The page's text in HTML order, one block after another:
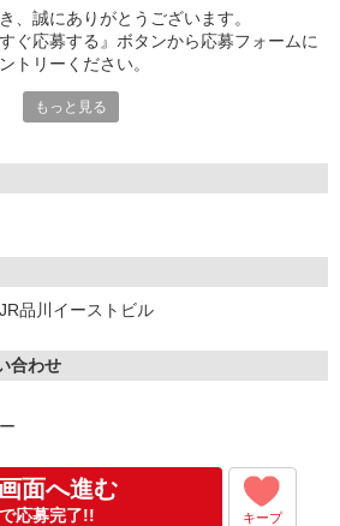
、誠にありがとうございます。
ぐ応募する』ボタンから応募フォームに
トリーください。
もっと見る
品川イーストビル
合わせ
面へ進む
応募完了!! キープ